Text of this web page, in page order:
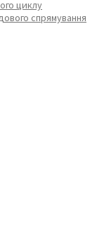
циклу
спрямування